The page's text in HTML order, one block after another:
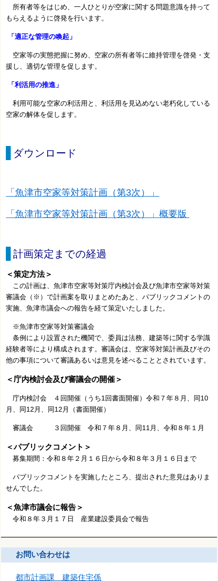
所有者等をはじめ、一人ひとりが空家に関する問題意識を持って
もらえるように啓発を行います。
「適正な管理の喚起」
空家等の実態把握に努め、空家の所有者等に維持管理を啓発・支
援し、適切な管理を促します。
「利活用の推進」
利用可能な空家の利活用と、利活用を見込めない老朽化している
空家の解体を促します。
ダウンロード
「魚津市空家等対策計画（第3次）」
「魚津市空家等対策計画（第3次）」概要版
計画策定までの経過
＜策定方法＞
この計画は、魚津市空家等対策庁内検討会及び魚津市空家等対策
審議会（※）で計画案を取りまとめたあと、パブリックコメントの
実施、魚津市議会への報告を経て策定いたしました。
※魚津市空家等対策審議会
条例により設置された機関で、委員は法務、建築等に関する学識
経験者等により構成されます。審議会は、 空家等対策計画及びその
他の事項について審議あるいは意見を述べることとされています。
＜庁内検討会及び審議会の開催＞
庁内検討会 ４回開催（うち1回書面開催）令和７年８月、同10
月、同12月、同12月（書面開催）
審議会 ３回開催 令和７年８月、同11月、令和８年１月
＜パブリックコメント＞
募集期間：令和８年２月１６日から令和８年３月１６日まで
パブリックコメントを実施したところ、提出された意見はありま
せんでした。
＜魚津市議会に報告＞
令和８年３月１７日 産業建設委員会で報告
お問い合わせは
都市計画課 建築住宅係